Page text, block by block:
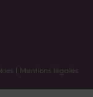
| Mentions légales